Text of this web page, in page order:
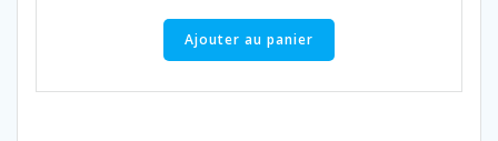
Ajouter au panier